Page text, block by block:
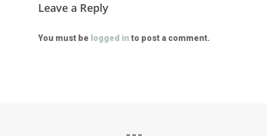
Leave a Reply
You must be logged in to post a comment.